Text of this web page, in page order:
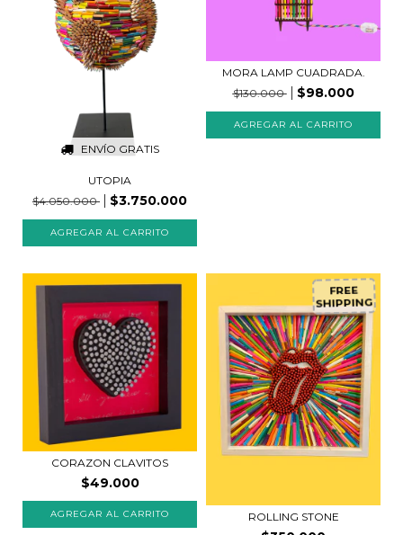
ENVÍO GRATIS
UTOPIA
$4.050.000
$3.750.000
MORA LAMP CUADRADA.
$130.000
$98.000
CORAZON CLAVITOS
$49.000
AGREGAR AL CARRITO
FREE
SHIPPING
ROLLING STONE